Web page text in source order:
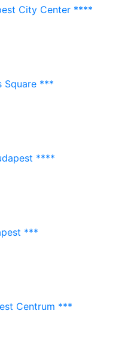
City Center ****
Square ***
****
***
Centrum ***